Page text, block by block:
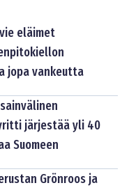
eläimet
jopa vankeutta
järjestää yli 40
Suomeen
Grönroos ja